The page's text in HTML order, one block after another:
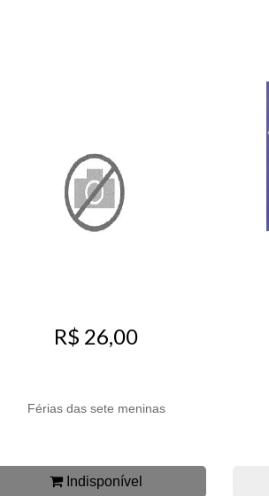
R$ 26,00
Férias das sete meninas
Indisponível